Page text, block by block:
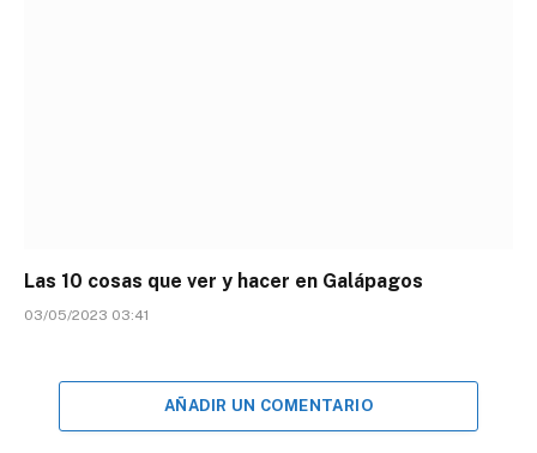
Las 10 cosas que ver y hacer en Galápagos
03/05/2023 03:41
AÑADIR UN COMENTARIO